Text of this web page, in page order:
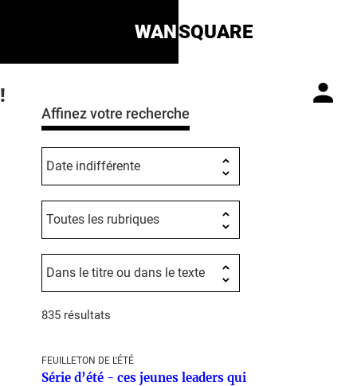
WANSQUARE
!
Affinez votre recherche
835 résultats
FEUILLETON DE L'ÉTÉ
Série d’été - ces jeunes leaders qui